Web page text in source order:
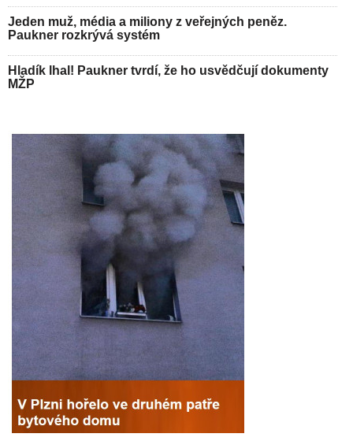
Jeden muž, média a miliony z veřejných peněz.
Paukner rozkrývá systém
Hladík lhal! Paukner tvrdí, že ho usvědčují dokumenty
MŽP